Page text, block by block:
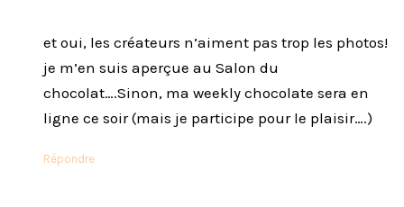
et oui, les créateurs n’aiment pas trop les photos!
je m’en suis aperçue au Salon du
chocolat….Sinon, ma weekly chocolate sera en
ligne ce soir (mais je participe pour le plaisir….)
Répondre